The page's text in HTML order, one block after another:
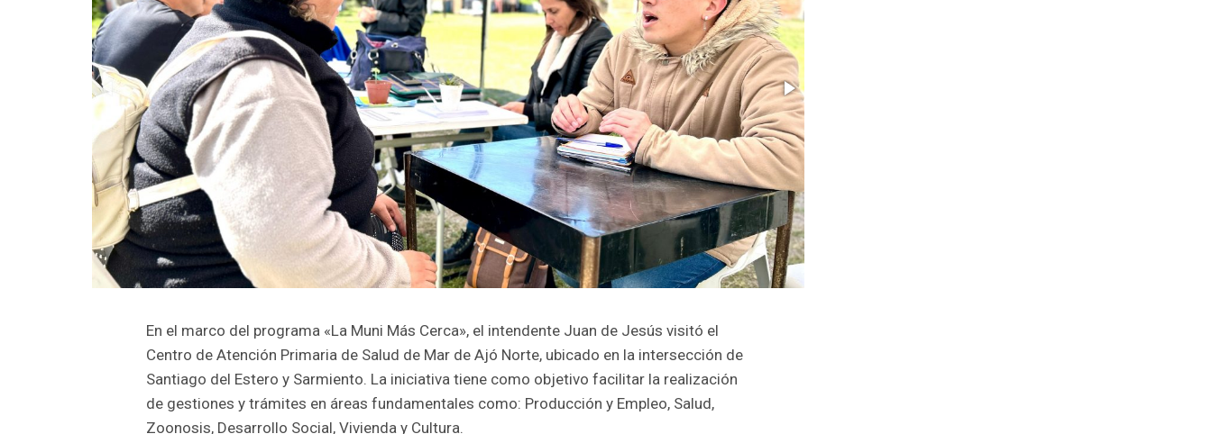
En el marco del programa «La Muni Más Cerca», el intendente Juan de Jesús visitó el
Centro de Atención Primaria de Salud de Mar de Ajó Norte, ubicado en la intersección de
Santiago del Estero y Sarmiento. La iniciativa tiene como objetivo facilitar la realización
de gestiones y trámites en áreas fundamentales como: Producción y Empleo, Salud,
Zoonosis, Desarrollo Social, Vivienda y Cultura.